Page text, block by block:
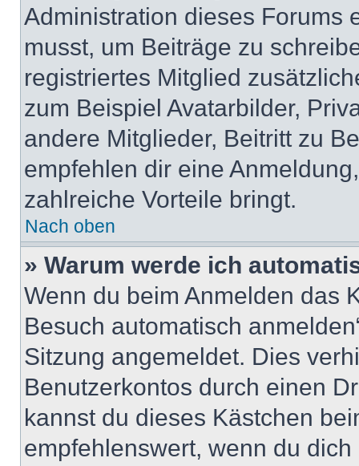
Administration dieses Forums
musst, um Beiträge zu
registriertes Mitglied
zum Beispiel Avatarbilder,
andere Mitglieder, Beitritt zu
empfehlen dir eine
zahlreiche Vorteile bringt.
Nach oben
» Warum werde ich
Wenn du beim Anmelden das
Besuch automatisch
Sitzung angemeldet. Dies
Benutzerkontos durch einen
kannst du dieses Kästchen
empfehlenswert, wenn du